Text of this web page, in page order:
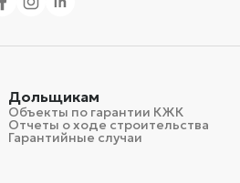
Дольщикам
Объекты по гарантии КЖК
Отчеты о ходе строительства
Гарантийные случаи